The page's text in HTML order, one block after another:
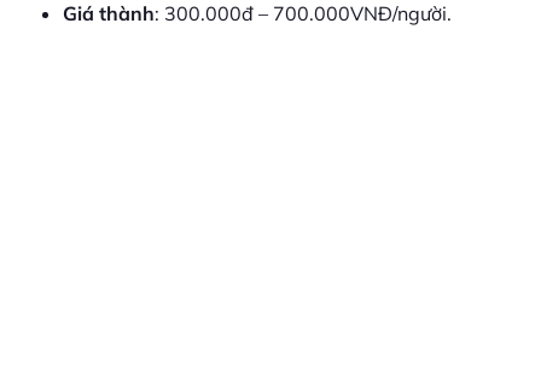
Giá thành: 300.000đ – 700.000VNĐ/người.